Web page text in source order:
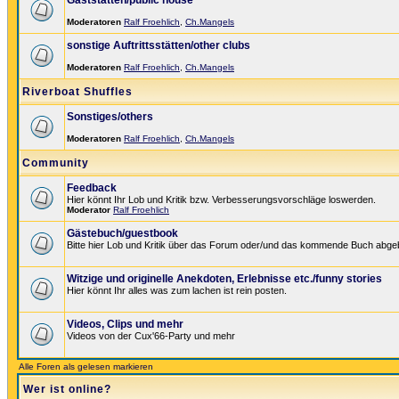
Moderatoren Ralf Froehlich Ch.Mangels
sonstige Auftrittsstätten/other clubs
Moderatoren Ralf Froehlich Ch.Mangels
Riverboat Shuffles
Sonstiges/others
Moderatoren Ralf Froehlich Ch.Mangels
Community
Feedback
Hier könnt Ihr Lob und Kritik bzw. Verbesserungsvorschläge loswerden.
Moderator Ralf Froehlich
Gästebuch/guestbook
Bitte hier Lob und Kritik über das Forum oder/und das kommende Buch
Witzige und originelle Anekdoten, Erlebnisse etc./funny stories
Hier könnt Ihr alles was zum lachen ist rein posten.
Videos, Clips und mehr
Videos von der Cux'66-Party und mehr
Alle Foren als gelesen markieren
Wer ist online?